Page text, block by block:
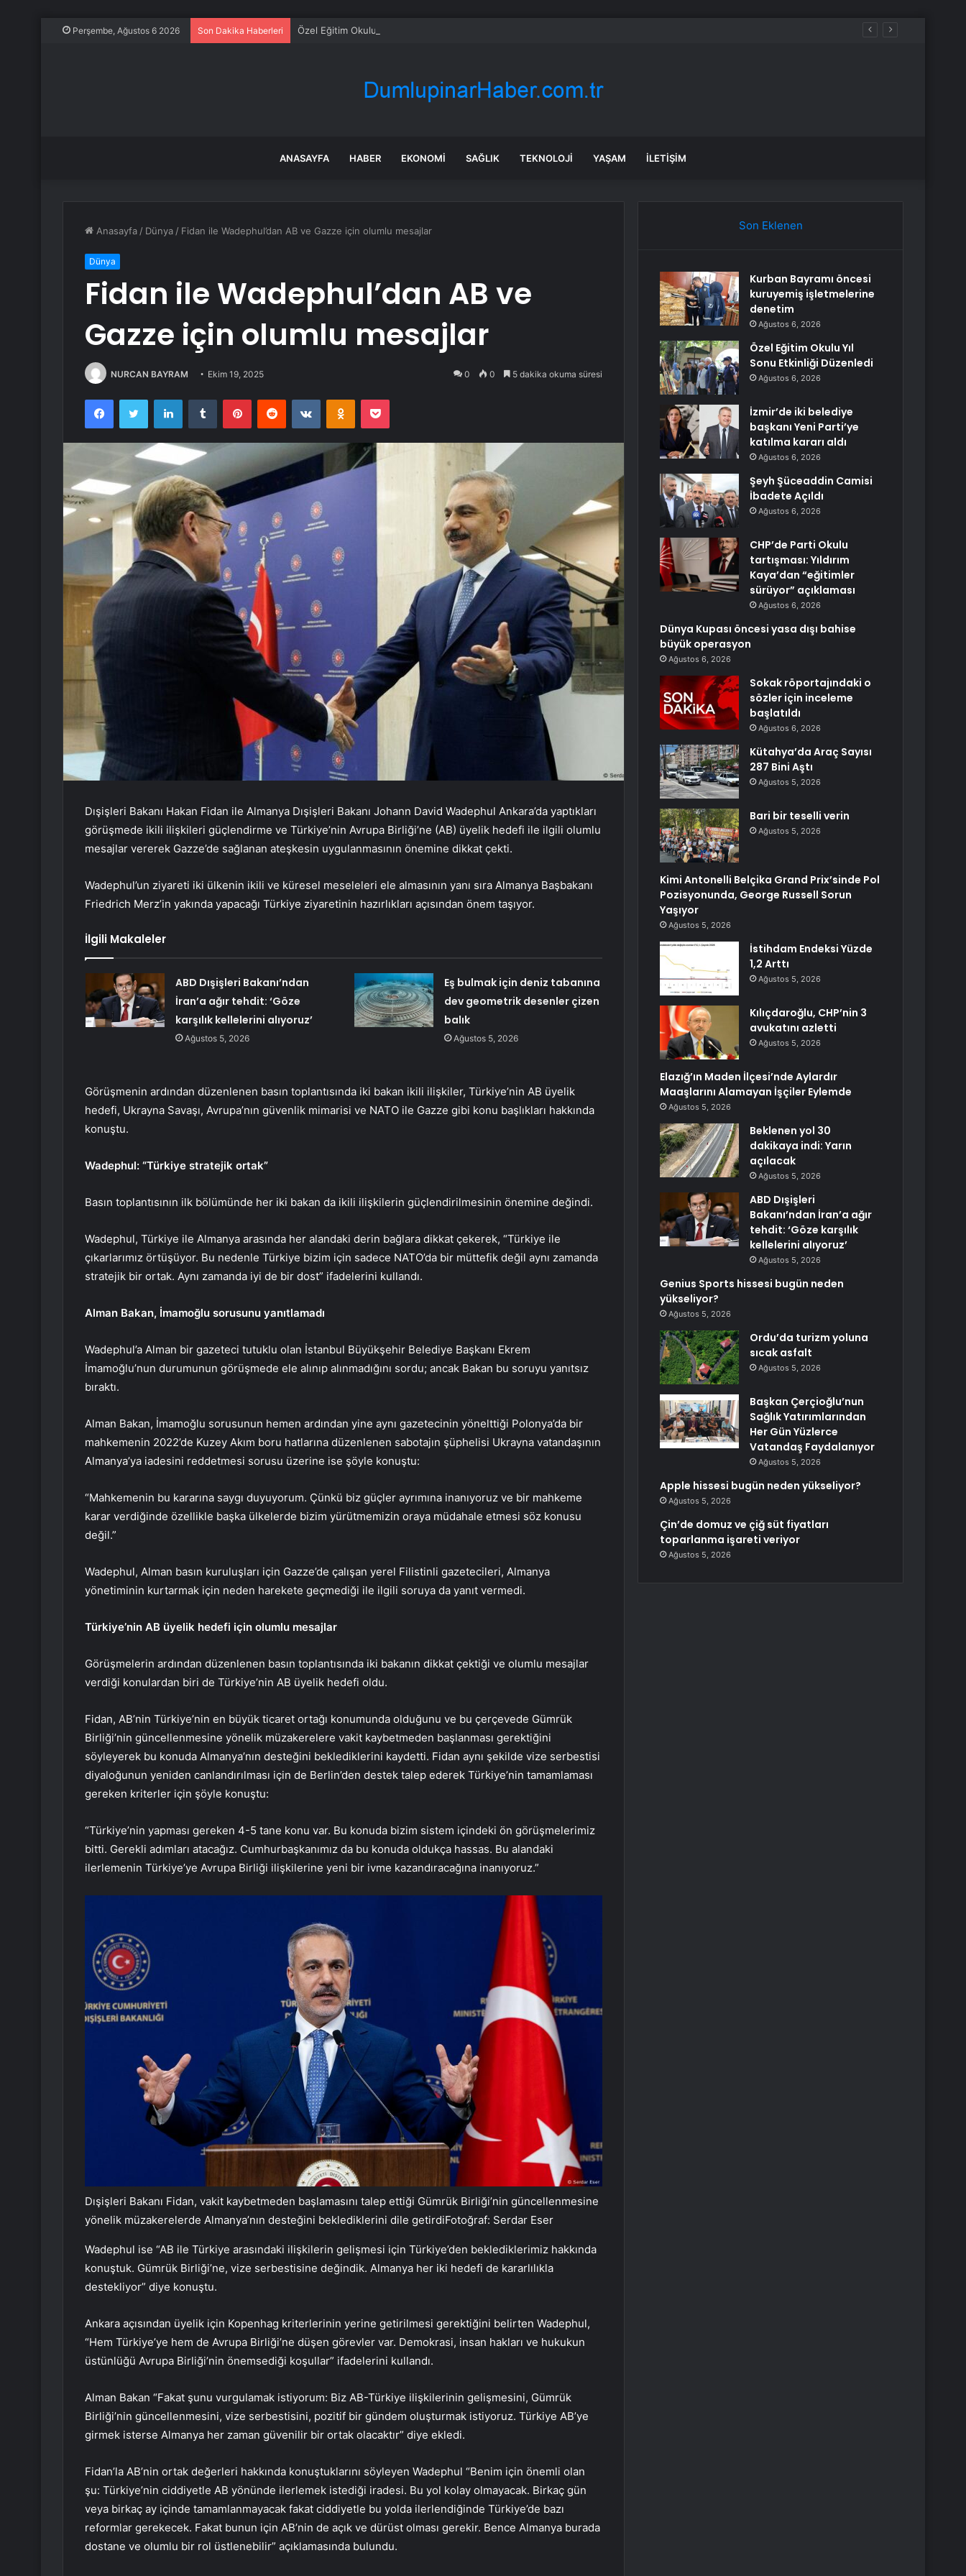
Perşembe, Ağustos 6 2026 Son Dakika Haberleri Özel Eğitim Okulu Yıl Sonu Etkinliği Düzenledi
ANASAYFA HABER EKONOMI SAĞLIK TEKNOLOJI YAŞAM İLETIŞIM
Anasayfa / Dünya / Fidan ile Wadephul’dan AB ve Gazze için olumlu mesajlar
Dünya
Fidan ile Wadephul’dan AB ve
Gazze için olumlu mesajlar
NURCAN BAYRAM Ekim 19, 2025 0 0 5 dakika okuma süresi
FacebookTwitter LinkedInTumblr PinterestReddit VKontakteOdnoklassniki
Pocket
Dışişleri Bakanı Hakan Fidan ile Almanya Dışişleri Bakanı Johann David Wadephul Ankara’da yaptıkları
görüşmede ikili ilişkileri güçlendirme ve Türkiye’nin Avrupa Birliği’ne (AB) üyelik hedefi ile ilgili olumlu
mesajlar vererek Gazze’de sağlanan ateşkesin uygulanmasının önemine dikkat çekti.
Wadephul’un ziyareti iki ülkenin ikili ve küresel meseleleri ele almasının yanı sıra Almanya Başbakanı
Friedrich Merz’in yakında yapacağı Türkiye ziyaretinin hazırlıkları açısından önem taşıyor.
İlgili Makaleler
ABD Dışişleri Bakanı’ndan
İran’a ağır tehdit: ‘Göze
karşılık kellelerini alıyoruz’
Ağustos 5, 2026
Eş bulmak için deniz tabanına
dev geometrik desenler çizen
balık
Ağustos 5, 2026
Görüşmenin ardından düzenlenen basın toplantısında iki bakan ikili ilişkiler, Türkiye’nin AB üyelik
hedefi, Ukrayna Savaşı, Avrupa’nın güvenlik mimarisi ve NATO ile Gazze gibi konu başlıkları hakkında
konuştu.
Wadephul: “Türkiye stratejik ortak”
Basın toplantısının ilk bölümünde her iki bakan da ikili ilişkilerin güçlendirilmesinin önemine değindi.
Wadephul, Türkiye ile Almanya arasında her alandaki derin bağlara dikkat çekerek, “Türkiye ile
çıkarlarımız örtüşüyor. Bu nedenle Türkiye bizim için sadece NATO’da bir müttefik değil aynı zamanda
stratejik bir ortak. Aynı zamanda iyi de bir dost” ifadelerini kullandı.
Alman Bakan, İmamoğlu sorusunu yanıtlamadı
Wadephul’a Alman bir gazeteci tutuklu olan İstanbul Büyükşehir Belediye Başkanı Ekrem
İmamoğlu’nun durumunun görüşmede ele alınıp alınmadığını sordu; ancak Bakan bu soruyu yanıtsız
bıraktı.
Alman Bakan, İmamoğlu sorusunun hemen ardından yine aynı gazetecinin yönelttiği Polonya’da bir
mahkemenin 2022’de Kuzey Akım boru hatlarına düzenlenen sabotajın şüphelisi Ukrayna vatandaşının
Almanya’ya iadesini reddetmesi sorusu üzerine ise şöyle konuştu:
“Mahkemenin bu kararına saygı duyuyorum. Çünkü biz güçler ayrımına inanıyoruz ve bir mahkeme
karar verdiğinde özellikle başka ülkelerde bizim yürütmemizin oraya müdahale etmesi söz konusu
değil.”
Wadephul, Alman basın kuruluşları için Gazze’de çalışan yerel Filistinli gazetecileri, Almanya
yönetiminin kurtarmak için neden harekete geçmediği ile ilgili soruya da yanıt vermedi.
Türkiye’nin AB üyelik hedefi için olumlu mesajlar
Görüşmelerin ardından düzenlenen basın toplantısında iki bakanın dikkat çektiği ve olumlu mesajlar
verdiği konulardan biri de Türkiye’nin AB üyelik hedefi oldu.
Fidan, AB’nin Türkiye’nin en büyük ticaret ortağı konumunda olduğunu ve bu çerçevede Gümrük
Birliği’nin güncellenmesine yönelik müzakerelere vakit kaybetmeden başlanması gerektiğini
söyleyerek bu konuda Almanya’nın desteğini beklediklerini kaydetti. Fidan aynı şekilde vize serbestisi
diyaloğunun yeniden canlandırılması için de Berlin’den destek talep ederek Türkiye’nin tamamlaması
gereken kriterler için şöyle konuştu:
“Türkiye’nin yapması gereken 4-5 tane konu var. Bu konuda bizim sistem içindeki ön görüşmelerimiz
bitti. Gerekli adımları atacağız. Cumhurbaşkanımız da bu konuda oldukça hassas. Bu alandaki
ilerlemenin Türkiye’ye Avrupa Birliği ilişkilerine yeni bir ivme kazandıracağına inanıyoruz.”
Dışişleri Bakanı Fidan, vakit kaybetmeden başlamasını talep ettiği Gümrük Birliği’nin güncellenmesine
yönelik müzakerelerde Almanya’nın desteğini beklediklerini dile getirdiFotoğraf: Serdar Eser
Wadephul ise “AB ile Türkiye arasındaki ilişkilerin gelişmesi için Türkiye’den beklediklerimiz hakkında
konuştuk. Gümrük Birliği’ne, vize serbestisine değindik. Almanya her iki hedefi de kararlılıkla
destekliyor” diye konuştu.
Ankara açısından üyelik için Kopenhag kriterlerinin yerine getirilmesi gerektiğini belirten Wadephul,
“Hem Türkiye’ye hem de Avrupa Birliği’ne düşen görevler var. Demokrasi, insan hakları ve hukukun
üstünlüğü Avrupa Birliği’nin önemsediği koşullar” ifadelerini kullandı.
Alman Bakan “Fakat şunu vurgulamak istiyorum: Biz AB-Türkiye ilişkilerinin gelişmesini, Gümrük
Birliği’nin güncellenmesini, vize serbestisini, pozitif bir gündem oluşturmak istiyoruz. Türkiye AB’ye
girmek isterse Almanya her zaman güvenilir bir ortak olacaktır” diye ekledi.
Fidan’la AB’nin ortak değerleri hakkında konuştuklarını söyleyen Wadephul “Benim için önemli olan
şu: Türkiye’nin ciddiyetle AB yönünde ilerlemek istediği iradesi. Bu yol kolay olmayacak. Birkaç gün
veya birkaç ay içinde tamamlanmayacak fakat ciddiyetle bu yolda ilerlendiğinde Türkiye’de bazı
reformlar gerekecek. Fakat bunun için AB’nin de açık ve dürüst olması gerekir. Bence Almanya burada
dostane ve olumlu bir rol üstlenebilir” açıklamasında bulundu.
Son Eklenen
Kurban Bayramı öncesi
kuruyemiş işletmelerine
denetim
Ağustos 6, 2026
Özel Eğitim Okulu Yıl
Sonu Etkinliği Düzenledi
Ağustos 6, 2026
İzmir’de iki belediye
başkanı Yeni Parti’ye
katılma kararı aldı
Ağustos 6, 2026
Şeyh Şüceaddin Camisi
İbadete Açıldı
Ağustos 6, 2026
CHP’de Parti Okulu
tartışması: Yıldırım
Kaya’dan “eğitimler
sürüyor” açıklaması
Ağustos 6, 2026
Dünya Kupası öncesi yasa dışı bahise
büyük operasyon
Ağustos 6, 2026
Sokak röportajındaki o
sözler için inceleme
başlatıldı
Ağustos 6, 2026
Kütahya’da Araç Sayısı
287 Bini Aştı
Ağustos 5, 2026
Bari bir teselli verin
Ağustos 5, 2026
Kimi Antonelli Belçika Grand Prix’sinde Pol
Pozisyonunda, George Russell Sorun
Yaşıyor
Ağustos 5, 2026
İstihdam Endeksi Yüzde
1,2 Arttı
Ağustos 5, 2026
Kılıçdaroğlu, CHP’nin 3
avukatını azletti
Ağustos 5, 2026
Elazığ’ın Maden İlçesi’nde Aylardır
Maaşlarını Alamayan İşçiler Eylemde
Ağustos 5, 2026
Beklenen yol 30
dakikaya indi: Yarın
açılacak
Ağustos 5, 2026
ABD Dışişleri
Bakanı’ndan İran’a ağır
tehdit: ‘Göze karşılık
kellelerini alıyoruz’
Ağustos 5, 2026
Genius Sports hissesi bugün neden
yükseliyor?
Ağustos 5, 2026
Ordu’da turizm yoluna
sıcak asfalt
Ağustos 5, 2026
Başkan Çerçioğlu’nun
Sağlık Yatırımlarından
Her Gün Yüzlerce
Vatandaş Faydalanıyor
Ağustos 5, 2026
Apple hissesi bugün neden yükseliyor?
Ağustos 5, 2026
Çin’de domuz ve çiğ süt fiyatları
toparlanma işareti veriyor
Ağustos 5, 2026